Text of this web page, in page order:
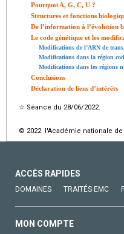
Pourquoi A, G, C, U ?
Structures et fonctions
De l’information à l’évolution
Le code génétique et les
Modifications de l’ARN de
Modifications dans la région
Modifications dans les régions
Conclusions
Déclaration de liens d’intérêts
☆ Séance du 28/06/2022.
© 2022 l'Académie nationale de
ACCÈS RAPIDES
DOMAINES TRAITÉS EMC
MON COMPTE